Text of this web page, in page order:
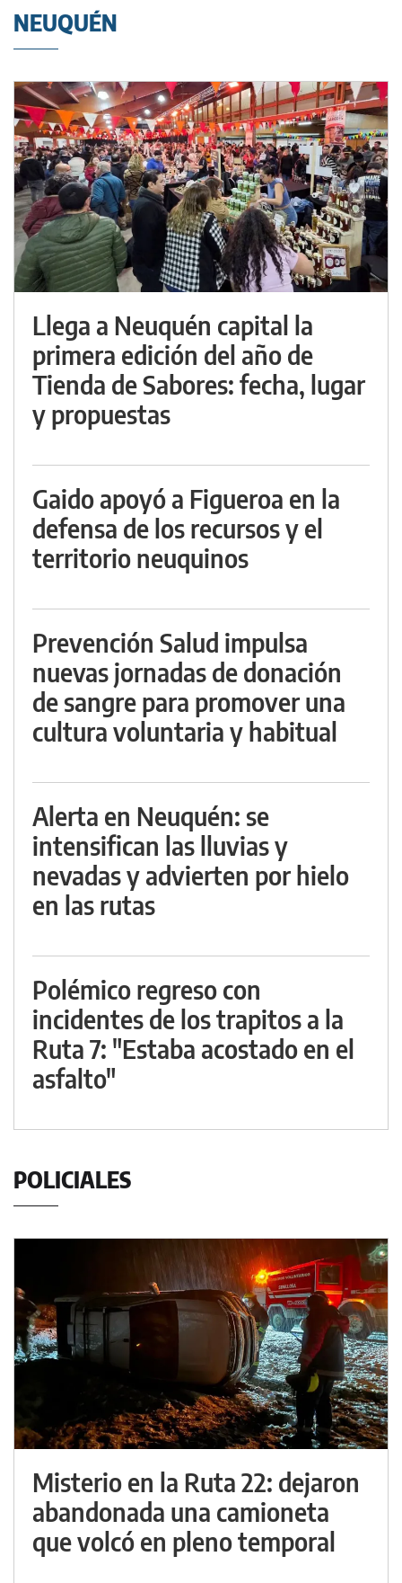
NEUQUÉN
Llega a Neuquén capital la
primera edición del año de
Tienda de Sabores: fecha, lugar
y propuestas
Gaido apoyó a Figueroa en la
defensa de los recursos y el
territorio neuquinos
Prevención Salud impulsa
nuevas jornadas de donación
de sangre para promover una
cultura voluntaria y habitual
Alerta en Neuquén: se
intensifican las lluvias y
nevadas y advierten por hielo
en las rutas
Polémico regreso con
incidentes de los trapitos a la
Ruta 7: "Estaba acostado en el
asfalto"
POLICIALES
Misterio en la Ruta 22: dejaron
abandonada una camioneta
que volcó en pleno temporal